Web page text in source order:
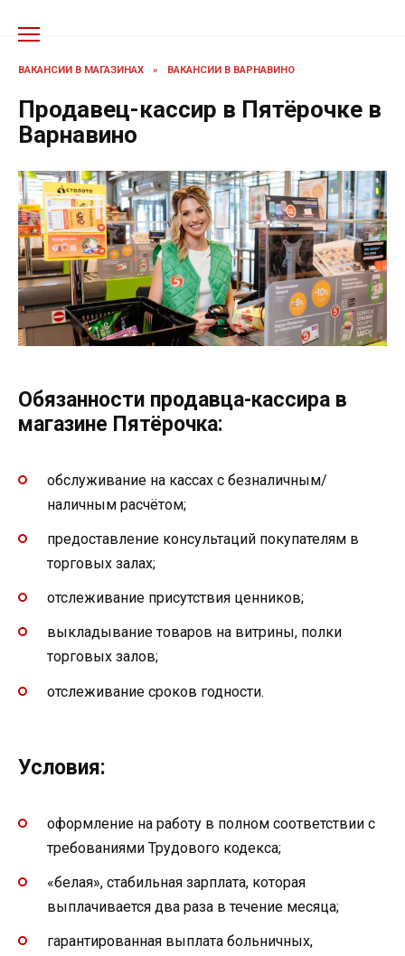
ВАКАНСИИ В МАГАЗИНАХ » ВАКАНСИИ В ВАРНАВИНО
Продавец-кассир в Пятёрочке в
Варнавино
Обязанности продавца-кассира в
магазине Пятёрочка:
обслуживание на кассах с безналичным/
наличным расчётом;
предоставление консультаций покупателям в
торговых залах;
отслеживание присутствия ценников;
выкладывание товаров на витрины, полки
торговых залов;
отслеживание сроков годности.
Условия:
оформление на работу в полном соответствии с
требованиями Трудового кодекса;
«белая», стабильная зарплата, которая
выплачивается два раза в течение месяца;
гарантированная выплата больничных,